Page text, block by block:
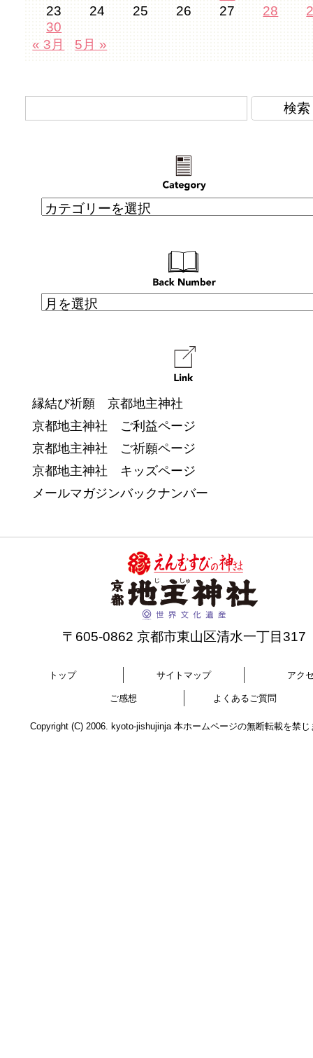
23
24 25 26 27 28
30
« 3月
5月 »
縁結び祈願 京都地主神社
京都地主神社 ご利益ページ
京都地主神社 ご祈願ページ
京都地主神社 キッズページ
メールマガジンバックナンバー
〒605-0862 京都市東山区清水一丁目317
トップ サイトマップ アク
ご感想 よくあるご質問
Copyright (C) 2006. kyoto-jishujinja 本ホームページの無断転載を禁じ